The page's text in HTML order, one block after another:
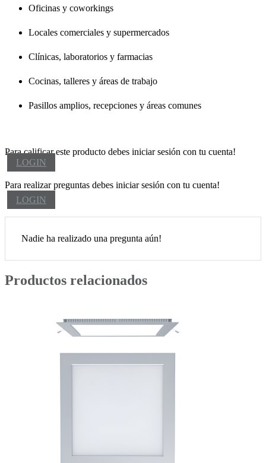
Oficinas y coworkings
Locales comerciales y supermercados
Clínicas, laboratorios y farmacias
Cocinas, talleres y áreas de trabajo
Pasillos amplios, recepciones y áreas comunes
Para calificar este producto debes iniciar sesión con tu cuenta!
LOGIN
Para realizar preguntas debes iniciar sesión con tu cuenta!
LOGIN
Nadie ha realizado una pregunta aún!
Productos relacionados